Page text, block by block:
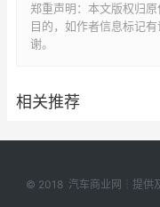
郑重声明：本文版权归
目的，如作者信息标记
谢。
相关推荐
© 2018 汽车商业网 ┆提供